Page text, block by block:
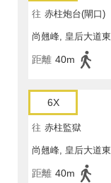
往 赤柱炮台(閘口)
尚翹峰, 皇后大道東
距離 40m
6X
往 赤柱監獄
尚翹峰, 皇后大道東
距離 40m